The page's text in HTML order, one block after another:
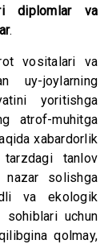
diplomlar va
.
vositalari va
uy-joylarning
yoritishga
atrof-muhitga
xabardorlik
tarzdagi tanlov
nazar solishga
va ekologik
sohiblari uchun
qolmay,